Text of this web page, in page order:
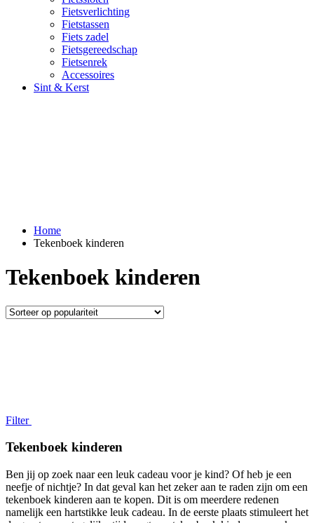
Fietsverlichting
Fietstassen
Fiets zadel
Fietsgereedschap
Fietsenrek
Accessoires
Sint & Kerst
Home
Tekenboek kinderen
Tekenboek kinderen
Filter
Tekenboek kinderen
Ben jij op zoek naar een leuk cadeau voor je kind? Of heb je een
neefje of nichtje? In dat geval kan het zeker aan te raden zijn om een
tekenboek kinderen aan te kopen. Dit is om meerdere redenen
namelijk een hartstikke leuk cadeau. In de eerste plaats stimuleert het